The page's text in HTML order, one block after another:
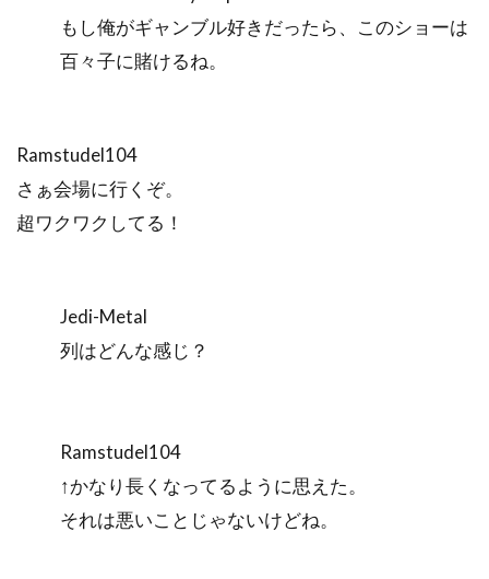
もし俺がギャンブル好きだったら、このショーは
百々子に賭けるね。
Ramstudel104
さぁ会場に行くぞ。
超ワクワクしてる！
Jedi-Metal
列はどんな感じ？
Ramstudel104
↑かなり長くなってるように思えた。
それは悪いことじゃないけどね。